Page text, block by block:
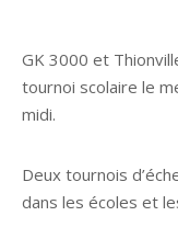
GK 3000 et
tournoi scolaire le
midi.
Deux tournois
dans les écoles et